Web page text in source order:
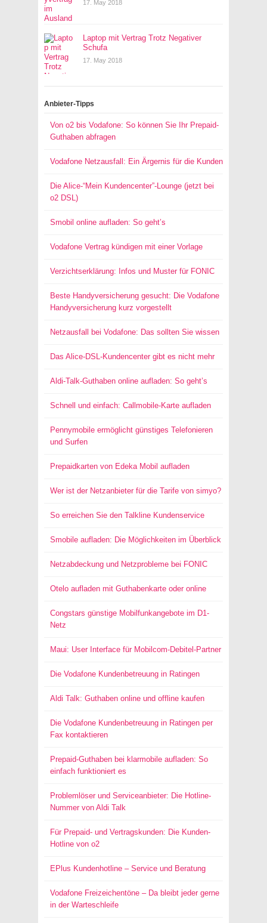
17. May 2018
Laptop mit Vertrag Trotz Negativer
Schufa
17. May 2018
Anbieter-Tipps
Von o2 bis Vodafone: So können Sie Ihr Prepaid-
Guthaben abfragen
Vodafone Netzausfall: Ein Ärgernis für die Kunden
Die Alice-“Mein Kundencenter”-Lounge (jetzt bei
o2 DSL)
Smobil online aufladen: So geht’s
Vodafone Vertrag kündigen mit einer Vorlage
Verzichtserklärung: Infos und Muster für FONIC
Beste Handyversicherung gesucht: Die Vodafone
Handyversicherung kurz vorgestellt
Netzausfall bei Vodafone: Das sollten Sie wissen
Das Alice-DSL-Kundencenter gibt es nicht mehr
Aldi-Talk-Guthaben online aufladen: So geht’s
Schnell und einfach: Callmobile-Karte aufladen
Pennymobile ermöglicht günstiges Telefonieren
und Surfen
Prepaidkarten von Edeka Mobil aufladen
Wer ist der Netzanbieter für die Tarife von simyo?
So erreichen Sie den Talkline Kundenservice
Smobile aufladen: Die Möglichkeiten im Überblick
Netzabdeckung und Netzprobleme bei FONIC
Otelo aufladen mit Guthabenkarte oder online
Congstars günstige Mobilfunkangebote im D1-
Netz
Maui: User Interface für Mobilcom-Debitel-Partner
Die Vodafone Kundenbetreuung in Ratingen
Aldi Talk: Guthaben online und offline kaufen
Die Vodafone Kundenbetreuung in Ratingen per
Fax kontaktieren
Prepaid-Guthaben bei klarmobile aufladen: So
einfach funktioniert es
Problemlöser und Serviceanbieter: Die Hotline-
Nummer von Aldi Talk
Für Prepaid- und Vertragskunden: Die Kunden-
Hotline von o2
EPlus Kundenhotline – Service und Beratung
Vodafone Freizeichentöne – Da bleibt jeder gerne
in der Warteschleife